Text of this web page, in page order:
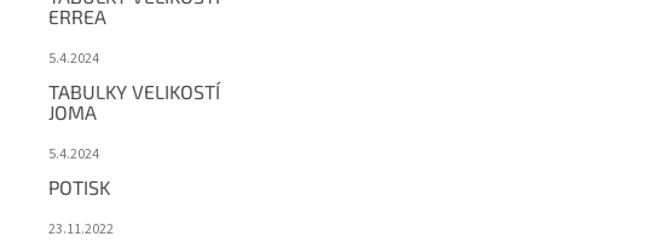
ERREA
5.4.2024
TABULKY VELIKOSTÍ
JOMA
5.4.2024
POTISK
23.11.2022